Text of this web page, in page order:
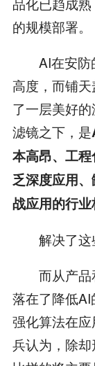
的规模部署。
AI在安防
高度，而铺天
了一层美好
滤镜之下，是
本高昂、工
乏深度应用
战应用的行业
解决了这些
而从产品
落在了降低AI
强化算法在
兵认为，除